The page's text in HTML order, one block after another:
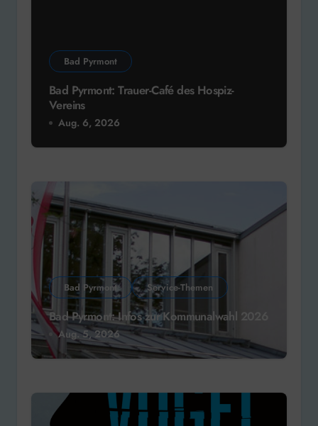
Bad Pyrmont
Bad Pyrmont: Trauer-Café des Hospiz-
Vereins
Aug. 6, 2026
Bad Pyrmont Service-Themen
Bad Pyrmont: Infos zur Kommunalwahl 2026
Aug. 5, 2026